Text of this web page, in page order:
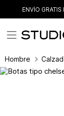
ENVÍO
Hombre